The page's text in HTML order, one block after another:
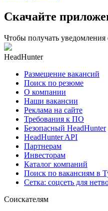
Скачайте
Чтобы получать
HeadHunter
Размещение вакансий
Поиск по резюме
О компании
Наши вакансии
Реклама на сайте
Требования к ПО
Безопасный HeadHunter
HeadHunter API
Партнерам
Инвесторам
Каталог компаний
Поиск по вакансиям в
Сетка: соцсеть для
Соискателям